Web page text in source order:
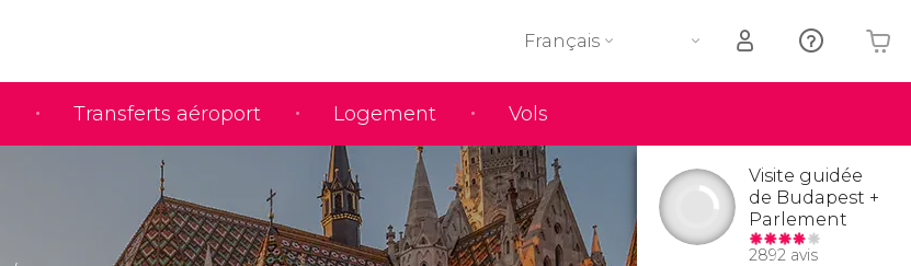
Transferts aéroport Logement Vols
Français
Visite guidée
de Budapest +
Parlement
2892 avis